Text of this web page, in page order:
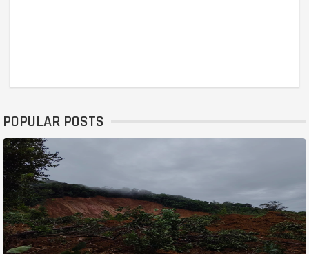
POPULAR POSTS